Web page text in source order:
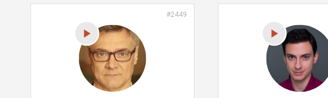
#2449